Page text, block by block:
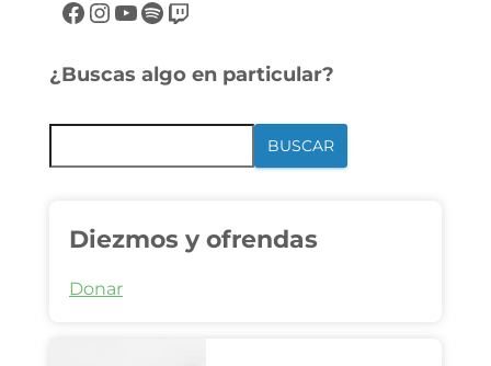
¿Buscas algo en particular?
BUSCAR
Diezmos y ofrendas
Donar